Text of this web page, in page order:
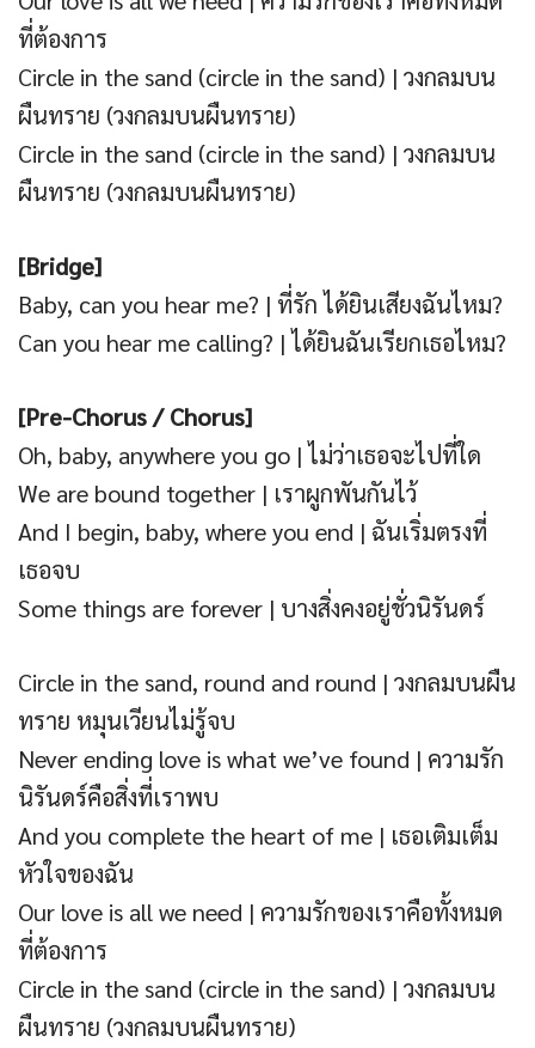
ที่ต้องการ
Circle in the sand (circle in the sand) | วงกลมบน
ผืนทราย (วงกลมบนผืนทราย)
Circle in the sand (circle in the sand) | วงกลมบน
ผืนทราย (วงกลมบนผืนทราย)
[Bridge]
Baby, can you hear me? | ที่รัก ได้ยินเสียงฉันไหม?
Can you hear me calling? | ได้ยินฉันเรียกเธอไหม?
[Pre-Chorus / Chorus]
Oh, baby, anywhere you go | ไม่ว่าเธอจะไปที่ใด
We are bound together | เราผูกพันกันไว้
And I begin, baby, where you end | ฉันเริ่มตรงที่
เธอจบ
Some things are forever | บางสิ่งคงอยู่ชั่วนิรันดร์
Circle in the sand, round and round | วงกลมบนผืน
ทราย หมุนเวียนไม่รู้จบ
Never ending love is what we’ve found | ความรัก
นิรันดร์คือสิ่งที่เราพบ
And you complete the heart of me | เธอเติมเต็ม
หัวใจของฉัน
Our love is all we need | ความรักของเราคือทั้งหมด
ที่ต้องการ
Circle in the sand (circle in the sand) | วงกลมบน
ผืนทราย (วงกลมบนผืนทราย)